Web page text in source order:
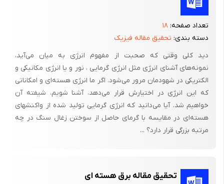
پیشینه ی تحقیق
در این تحقیق سایت هایی مورد استفاده قرار گرفت به خصوص
سایت مهندسی پزشکی که مطالب مفیدی در این باره استخراج کردیم
هم چنین سایت پروفسور آفریده بسیار سودمند بود.
سایت کشاورزی و سایت پژوهشکده های هسته ای ایران نیز منبع
اصلی این تحقیق بود و کتاب حقایقی در مورد انرژی هسته ای و کتاب
انرژی اتمی نوشته ی دکتر اریک و بلا کر ترجمه ی بهروز بیضا یی
پیشینه ی خوبی در این زمینه داشت .
تعریف واژه ها و اصطلاحات
تعداد صفحه: ۱۸
دسته بندی: تحقیق مقاله فیزیک
دید کلی وقتی که صحبت از مفهوم انرژی به میان می‌آید،
نمونه‌های آشنای انرژی مثل انرژی گرمایی ، نور و یا انرژی مکانیکی و
الکتریکی در شهودمان مرور می‌شود. اگر ما انرژی هسته‌ای و امکاناتی
که این انرژی در اختیارش قرار می‌دهد، آشنا ‌شویم، شیفته آن
خواهیم شد. آیا می‌دانید که انرژی گرمایی تولید شده از واکنشهای
هسته‌ای در مقایسه با گرمای حاصل از سوختن زغال سنگ در چه
مرتبه بزرگی قرار دارد؟ ...
تحقیق مقاله برق هسته ای